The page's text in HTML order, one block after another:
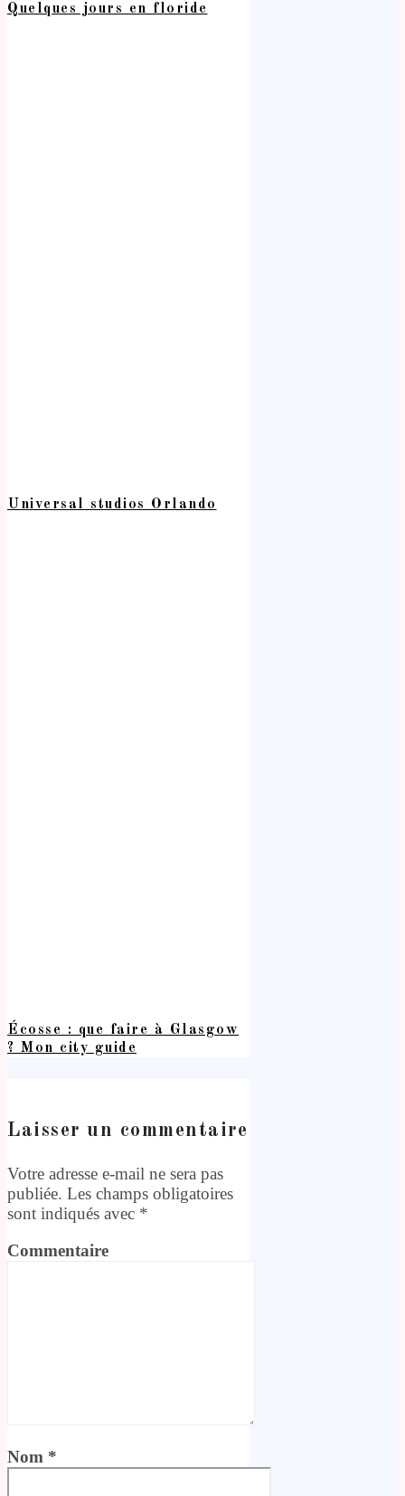
Quelques jours en floride
Universal studios Orlando
Écosse : que faire à Glasgow
? Mon city guide
Laisser un commentaire
Votre adresse e-mail ne sera pas
publiée. Les champs obligatoires
sont indiqués avec *
Commentaire
Nom *